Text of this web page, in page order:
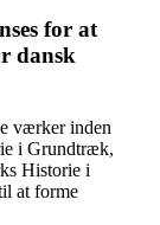
for at
dansk
værker inden
i Grundtræk,
Historie i
at forme